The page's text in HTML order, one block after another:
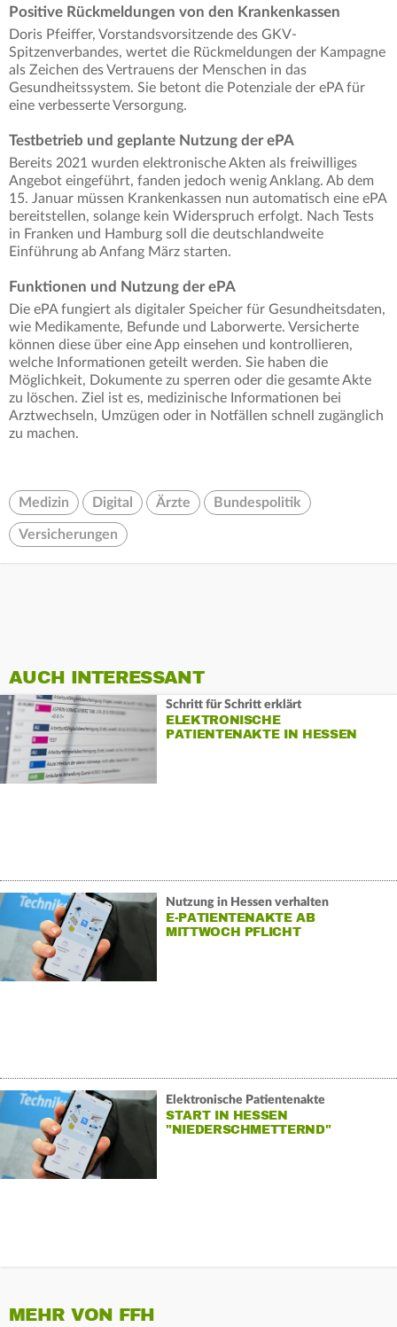
Positive Rückmeldungen von den Krankenkassen
Doris Pfeiffer, Vorstandsvorsitzende des GKV-
Spitzenverbandes, wertet die Rückmeldungen der Kampagne
als Zeichen des Vertrauens der Menschen in das
Gesundheitssystem. Sie betont die Potenziale der ePA für
eine verbesserte Versorgung.
Testbetrieb und geplante Nutzung der ePA
Bereits 2021 wurden elektronische Akten als freiwilliges
Angebot eingeführt, fanden jedoch wenig Anklang. Ab dem
15. Januar müssen Krankenkassen nun automatisch eine ePA
bereitstellen, solange kein Widerspruch erfolgt. Nach Tests
in Franken und Hamburg soll die deutschlandweite
Einführung ab Anfang März starten.
Funktionen und Nutzung der ePA
Die ePA fungiert als digitaler Speicher für Gesundheitsdaten,
wie Medikamente, Befunde und Laborwerte. Versicherte
können diese über eine App einsehen und kontrollieren,
welche Informationen geteilt werden. Sie haben die
Möglichkeit, Dokumente zu sperren oder die gesamte Akte
zu löschen. Ziel ist es, medizinische Informationen bei
Arztwechseln, Umzügen oder in Notfällen schnell zugänglich
zu machen.
Medizin Digital Ärzte Bundespolitik
Versicherungen
AUCH INTERESSANT
Schritt für Schritt erklärt
ELEKTRONISCHE
PATIENTENAKTE IN HESSEN
Nutzung in Hessen verhalten
E-PATIENTENAKTE AB
MITTWOCH PFLICHT
Elektronische Patientenakte
START IN HESSEN
"NIEDERSCHMETTERND"
MEHR VON FFH